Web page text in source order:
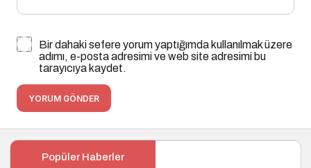
Bir dahaki sefere yorum yaptığımda kullanılmak üzere
adımı, e-posta adresimi ve web site adresimi bu
tarayıcıya kaydet.
YORUM GÖNDER
Popüler Haberler